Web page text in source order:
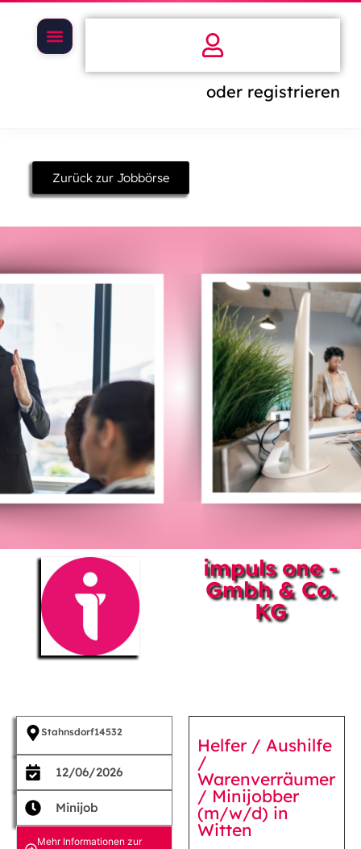
oder registrieren
Zurück zur Jobbörse
impuls one -
Gmbh & Co.
KG
Stahnsdorf14532
12/06/2026
Minijob
Mehr Informationen zur
Helfer / Aushilfe
/
Warenverräumer
/ Minijobber
(m/w/d) in
Witten